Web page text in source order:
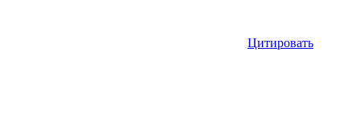
Цитировать